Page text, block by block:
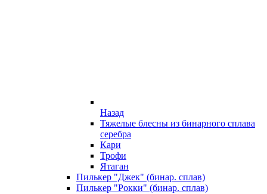
Назад
Тяжелые блесны из бинарного сплава
серебра
Кари
Трофи
Ятаган
Пилькер "Джек" (бинар. сплав)
Пилькер "Рокки" (бинар. сплав)